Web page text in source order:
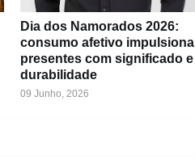
Dia dos Namorados 2026:
consumo afetivo impulsiona
presentes com significado e
durabilidade
09 Junho, 2026